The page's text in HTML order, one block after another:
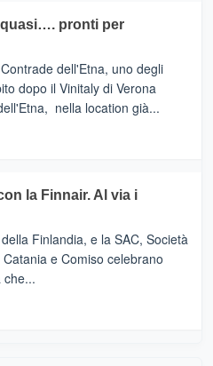
quasi…. pronti per
dell'Etna, uno degli
dopo il Vinitaly di Verona
nella location già...
la Finnair. Al via i
Finlandia, e la SAC, Società
e Comiso celebrano
che...